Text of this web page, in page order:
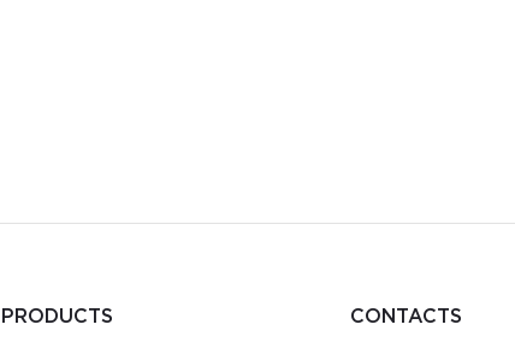
PRODUCTS CONTACTS